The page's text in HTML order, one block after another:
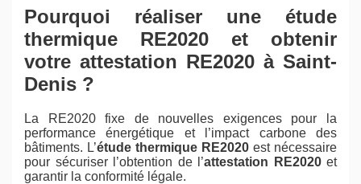
Pourquoi réaliser une étude
thermique RE2020 et obtenir
votre attestation RE2020 à Saint-
Denis ?
La RE2020 fixe de nouvelles exigences pour la
performance énergétique et l’impact carbone des
bâtiments. L’étude thermique RE2020 est nécessaire
pour sécuriser l’obtention de l’attestation RE2020et
garantir la conformité légale.